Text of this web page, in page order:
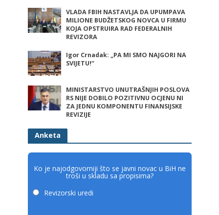
VLADA FBIH NASTAVLJA DA UPUMPAVA
MILIONE BUDŽETSKOG NOVCA U FIRMU
KOJA OPSTRUIRA RAD FEDERALNIH
REVIZORA
Igor Crnadak: „PA MI SMO NAJGORI NA
SVIJETU!“
MINISTARSTVO UNUTRAŠNJIH POSLOVA
RS NIJE DOBILO POZITIVNU OCJENU NI
ZA JEDNU KOMPONENTU FINANSIJSKE
REVIZIJE
Anketa
Ko je najodgovorniji što se javni novac u BiH ne
troši u skladu sa propisima?
Revizorski uredi